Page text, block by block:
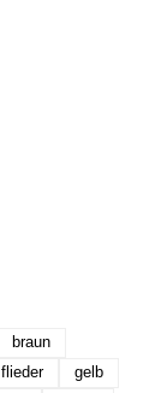
braun
flieder
gelb